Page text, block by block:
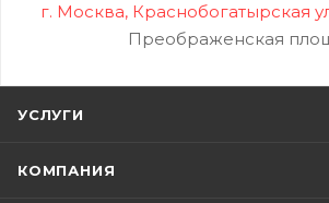
г. Москва, Краснобогатырская
Преображенская
УСЛУГИ
КОМПАНИЯ